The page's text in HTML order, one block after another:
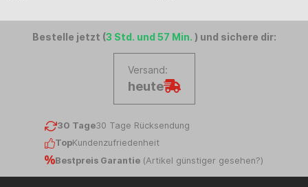
Bestelle jetzt (3 Std. und 57 Min. ) und sichere dir:
Versand:
heute
30 Tage30 Tage Rücksendung
TopKundenzufriedenheit
Bestpreis Garantie (Artikel günstiger gesehen?)